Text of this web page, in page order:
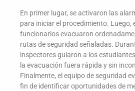
En primer lugar, se activaron las
para iniciar el procedimiento. Luego,
funcionarios evacuaron
rutas de seguridad señaladas.
inspectores guiaron a los
la evacuación fuera rápida y sin
Finalmente, el equipo de seguridad
fin de identificar oportunidades de